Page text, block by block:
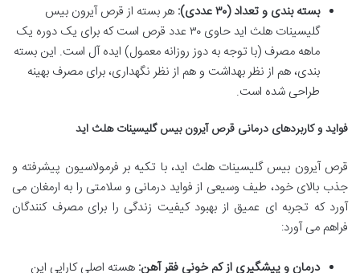
بسته بندی و تعداد (۳۰ عددی):
هر بسته از قرص آیرون بیس
گلیسینات هلث اید حاوی ۳۰ عدد قرص است که برای یک دوره یک
ماهه مصرف (با توجه به دوز روزانه معمول) ایده آل است. این بسته
بندی، هم از نظر بهداشت و هم از نظر نگهداری، برای مصرف بهینه
طراحی شده است.
فواید و کاربردهای درمانی قرص آیرون بیس گلیسینات هلث اید
قرص آیرون بیس گلیسینات هلث اید، با تکیه بر فرمولاسیون پیشرفته و
جذب بالای خود، طیف وسیعی از فواید درمانی و سلامتی را به ارمغان می
آورد که تجربه ای عمیق از بهبود کیفیت زندگی را برای مصرف کنندگان
فراهم می آورد:
درمان و پیشگیری از کم خونی فقر آهن: هسته اصلی کارایی این